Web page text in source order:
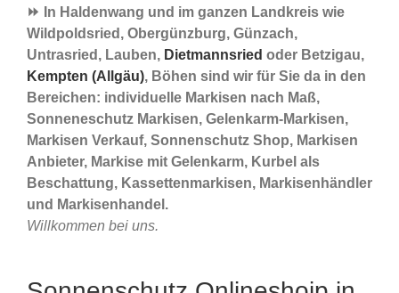
⏩ In Haldenwang und im ganzen Landkreis wie
Wildpoldsried, Obergünzburg, Günzach,
Untrasried, Lauben, Dietmannsried oder Betzigau,
Kempten (Allgäu), Böhen sind wir für Sie da in den
Bereichen: individuelle Markisen nach Maß,
Sonneneschutz Markisen, Gelenkarm-Markisen,
Markisen Verkauf, Sonnenschutz Shop, Markisen
Anbieter, Markise mit Gelenkarm, Kurbel als
Beschattung, Kassettenmarkisen, Markisenhändler
und Markisenhandel.
Willkommen bei uns.